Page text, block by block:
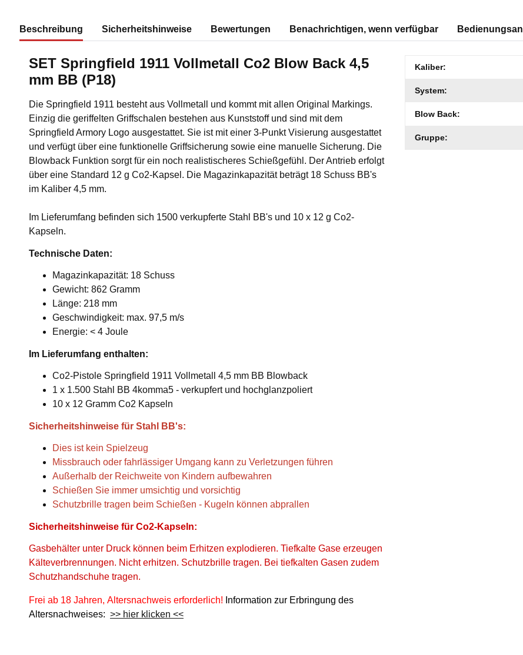
Beschreibung Sicherheitshinweise Bewertungen Benachrichtigen, wenn verfügbar
SET Springfield 1911 Vollmetall Co2 Blow Back 4,5
mm BB (P18)
Die Springfield 1911 besteht aus Vollmetall und kommt mit allen Original Markings.
Einzig die geriffelten Griffschalen bestehen aus Kunststoff und sind mit dem
Springfield Armory Logo ausgestattet. Sie ist mit einer 3-Punkt Visierung ausgestattet
und verfügt über eine funktionelle Griffsicherung sowie eine manuelle Sicherung. Die
Blowback Funktion sorgt für ein noch realistischeres Schießgefühl. Der Antrieb erfolgt
über eine Standard 12 g Co2-Kapsel. Die Magazinkapazität beträgt 18 Schuss BB's
im Kaliber 4,5 mm.
Im Lieferumfang befinden sich 1500 verkupferte Stahl BB's und 10 x 12 g Co2-
Kapseln.
Technische Daten:
Magazinkapazität: 18 Schuss
Gewicht: 862 Gramm
Länge: 218 mm
Geschwindigkeit: max. 97,5 m/s
Energie: < 4 Joule
Im Lieferumfang enthalten:
Co2-Pistole Springfield 1911 Vollmetall 4,5 mm BB Blowback
1 x 1.500 Stahl BB 4komma5 - verkupfert und hochglanzpoliert
10 x 12 Gramm Co2 Kapseln
Sicherheitshinweise für Stahl BB's:
Dies ist kein Spielzeug
Missbrauch oder fahrlässiger Umgang kann zu Verletzungen führen
Außerhalb der Reichweite von Kindern aufbewahren
Schießen Sie immer umsichtig und vorsichtig
Schutzbrille tragen beim Schießen - Kugeln können abprallen
Sicherheitshinweise für Co2-Kapseln:
Gasbehälter unter Druck können beim Erhitzen explodieren. Tiefkalte Gase erzeugen
Kälteverbrennungen. Nicht erhitzen. Schutzbrille tragen. Bei tiefkalten Gasen zudem
Schutzhandschuhe tragen.
Frei ab 18 Jahren, Altersnachweis erforderlich! Information zur Erbringung des
Altersnachweises: >> hier klicken <<
Produkteigenschaft
Wert
Kaliber:
System:
Blow Back:
Gruppe: